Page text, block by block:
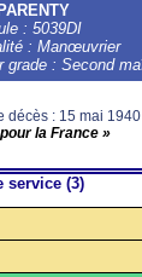
: 5039DI
: Manœuvrier
grade : Second
décès : 15 mai
la France »
service (3)